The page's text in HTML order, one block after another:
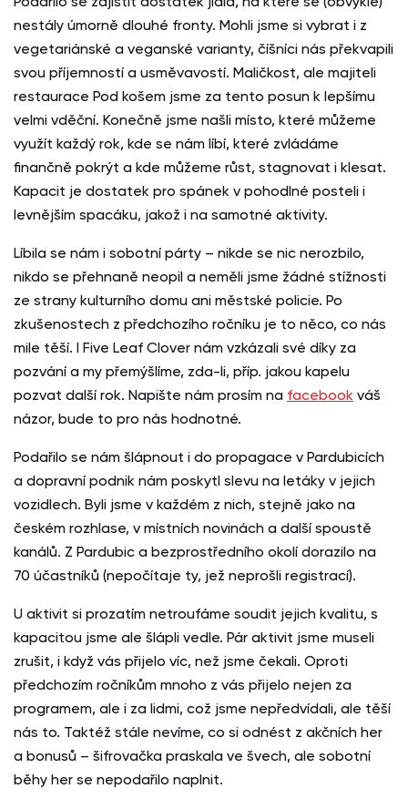
Podařilo se zajistit dostatek jídla, na které se (obvykle)
nestály úmorně dlouhé fronty. Mohli jsme si vybrat i z
vegetariánské a veganské varianty, číšníci nás překvapili
svou příjemností a usměvavostí. Maličkost, ale majiteli
restaurace Pod košem jsme za tento posun k lepšímu
velmi vděční. Konečně jsme našli místo, které můžeme
využít každý rok, kde se nám líbí, které zvládáme
finančně pokrýt a kde můžeme růst, stagnovat i klesat.
Kapacit je dostatek pro spánek v pohodlné posteli i
levnějším spacáku, jakož i na samotné aktivity.
Líbila se nám i sobotní párty – nikde se nic nerozbilo,
nikdo se přehnaně neopil a neměli jsme žádné stížnosti
ze strany kulturního domu ani městské policie. Po
zkušenostech z předchozího ročníku je to něco, co nás
mile těší. I Five Leaf Clover nám vzkázali své díky za
pozvání a my přemýšlíme, zda-li, příp. jakou kapelu
pozvat další rok. Napište nám prosím na facebook váš
názor, bude to pro nás hodnotné.
Podařilo se nám šlápnout i do propagace v Pardubicích
a dopravní podnik nám poskytl slevu na letáky v jejich
vozidlech. Byli jsme v každém z nich, stejně jako na
českém rozhlase, v místních novinách a další spoustě
kanálů. Z Pardubic a bezprostředního okolí dorazilo na
70 účastníků (nepočítaje ty, jež neprošli registrací).
U aktivit si prozatím netroufáme soudit jejich kvalitu, s
kapacitou jsme ale šlápli vedle. Pár aktivit jsme museli
zrušit, i když vás přijelo víc, než jsme čekali. Oproti
předchozím ročníkům mnoho z vás přijelo nejen za
programem, ale i za lidmi, což jsme nepředvídali, ale těší
nás to. Taktéž stále nevíme, co si odnést z akčních her
a bonusů – šifrovačka praskala ve švech, ale sobotní
běhy her se nepodařilo naplnit.